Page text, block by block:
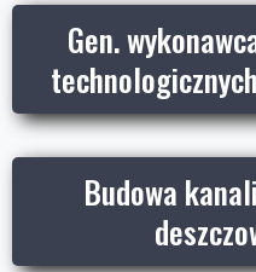
Gen.
Budowa